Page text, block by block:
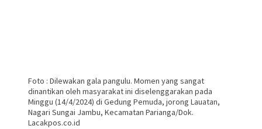
Foto : Dilewakan gala pangulu. Momen yang sangat
dinantikan oleh masyarakat ini diselenggarakan pada
Minggu (14/4/2024) di Gedung Pemuda, jorong Lauatan,
Nagari Sungai Jambu, Kecamatan Parianga/Dok.
Lacakpos.co.id